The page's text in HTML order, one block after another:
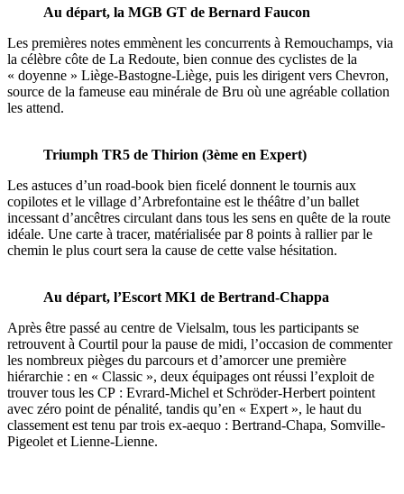
Au départ, la MGB GT de Bernard Faucon
Les premières notes emmènent les concurrents à Remouchamps, via
la célèbre côte de La Redoute, bien connue des cyclistes de la
« doyenne » Liège-Bastogne-Liège, puis les dirigent vers Chevron,
source de la fameuse eau minérale de Bru où une agréable collation
les attend.
Triumph TR5 de Thirion (3ème en Expert)
Les astuces d’un road-book bien ficelé donnent le tournis aux
copilotes et le village d’Arbrefontaine est le théâtre d’un ballet
incessant d’ancêtres circulant dans tous les sens en quête de la route
idéale. Une carte à tracer, matérialisée par 8 points à rallier par le
chemin le plus court sera la cause de cette valse hésitation.
Au départ, l’Escort MK1 de Bertrand-Chappa
Après être passé au centre de Vielsalm, tous les participants se
retrouvent à Courtil pour la pause de midi, l’occasion de commenter
les nombreux pièges du parcours et d’amorcer une première
hiérarchie : en « Classic », deux équipages ont réussi l’exploit de
trouver tous les CP : Evrard-Michel et Schröder-Herbert pointent
avec zéro point de pénalité, tandis qu’en « Expert », le haut du
classement est tenu par trois ex-aequo : Bertrand-Chapa, Somville-
Pigeolet et Lienne-Lienne.